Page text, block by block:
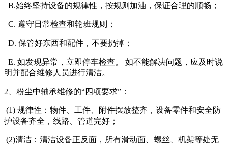
B.始终坚持设备的规律性，按规则加油，保证合理的顺畅；
C. 遵守日常检查和轮班规则；
D. 保管好东西和配件，不要扔掉；
E. 如发现异常，立即停车检查。 如不能解决问题，应及时说
明并配合维修人员进行清洁。
2、粉尘中轴承维修的“四项要求”：
(1) 规律性：物件、工件、附件摆放整齐，设备零件和安全防
护设备齐全，线路、管道完好；
(2)清洁：清洁设备正反面，所有滑动面、螺丝、机架等处无